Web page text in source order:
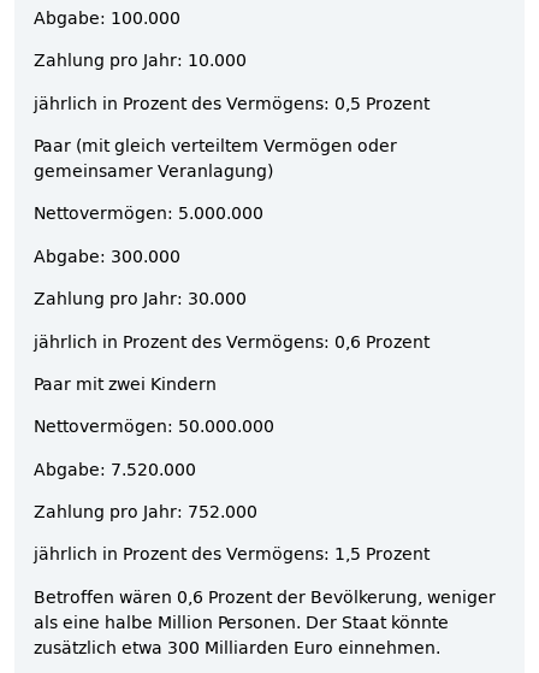
Abgabe: 100.000
Zahlung pro Jahr: 10.000
jährlich in Prozent des Vermögens: 0,5 Prozent
Paar (mit gleich verteiltem Vermögen oder
gemeinsamer Veranlagung)
Nettovermögen: 5.000.000
Abgabe: 300.000
Zahlung pro Jahr: 30.000
jährlich in Prozent des Vermögens: 0,6 Prozent
Paar mit zwei Kindern
Nettovermögen: 50.000.000
Abgabe: 7.520.000
Zahlung pro Jahr: 752.000
jährlich in Prozent des Vermögens: 1,5 Prozent
Betroffen wären 0,6 Prozent der Bevölkerung, weniger
als eine halbe Million Personen. Der Staat könnte
zusätzlich etwa 300 Milliarden Euro einnehmen.